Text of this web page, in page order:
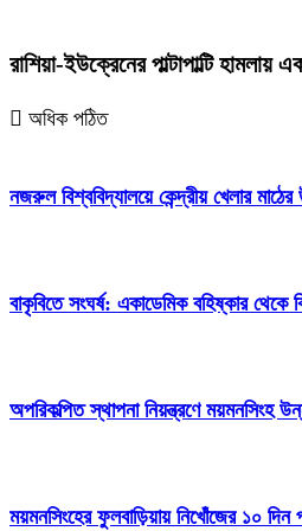
রাশিয়া-ইউক্রেনের পাল্টাপাল্টি হামলায়
অধিক পঠিত
নজরুল বিশ্ববিদ্যালয়ে কেন্দ্রীয় খেলার
বাকৃবিতে সংঘর্ষ: একাডেমিক বহিষ্কার
অপরিকল্পিত স্থাপনা নিয়ন্ত্রণে ময়মনসিংহ
ময়মনসিংহের ফুলবাড়িয়ায় নিখোঁজের ১০